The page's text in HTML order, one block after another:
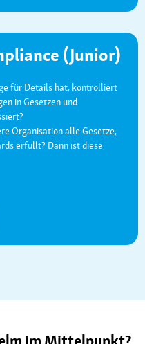
(Junior)
für Details hat, kontrolliert
in Gesetzen und
Organisation alle Gesetze,
erfüllt? Dann ist diese